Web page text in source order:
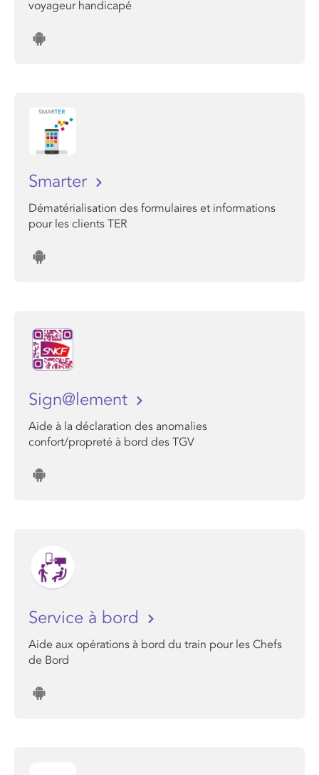
voyageur handicapé
Smarter
Dématérialisation des formulaires et informations
pour les clients TER
Sign@lement
Aide à la déclaration des anomalies
confort/propreté à bord des TGV
Service à bord
Aide aux opérations à bord du train pour les Chefs
de Bord